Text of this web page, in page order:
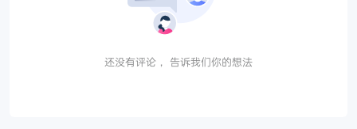
还没有评论， 告诉我们你的想法